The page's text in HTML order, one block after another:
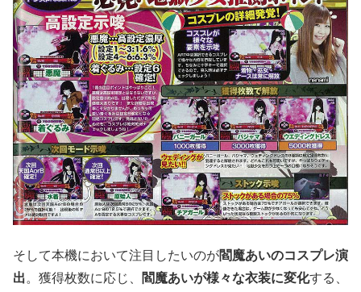
そして本機において注目したいのが閻魔あいのコスプレ演
出。獲得枚数に応じ、 閻魔あいが様々な衣装に変化する、